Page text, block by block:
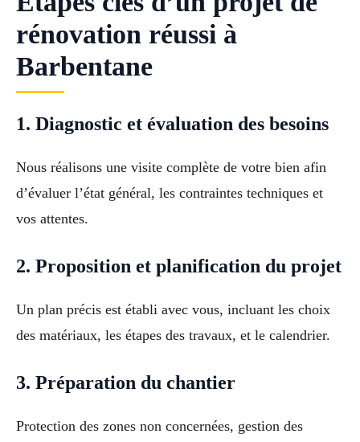
rénovation réussi à
Barbentane
1. Diagnostic et évaluation des besoins
Nous réalisons une visite complète de votre bien afin
d’évaluer l’état général, les contraintes techniques et
vos attentes.
2. Proposition et planification du projet
Un plan précis est établi avec vous, incluant les choix
des matériaux, les étapes des travaux, et le calendrier.
3. Préparation du chantier
Protection des zones non concernées, gestion des